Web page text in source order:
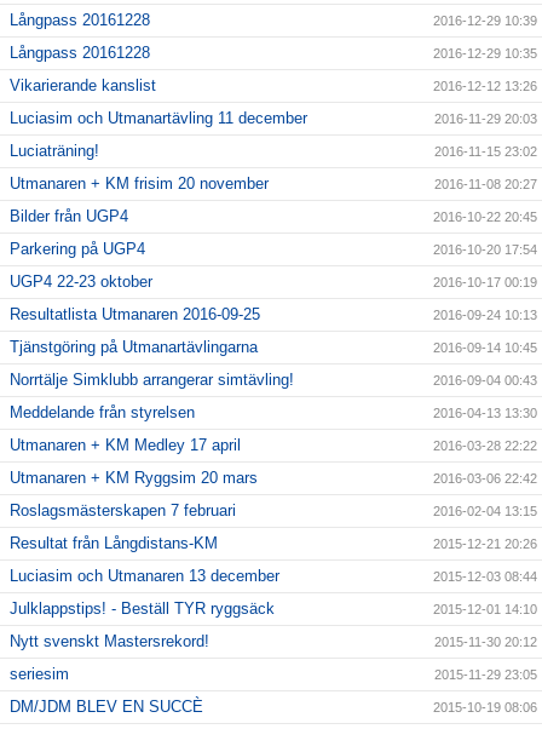
Långpass 20161228 2016-12-29 10:39
Långpass 20161228 2016-12-29 10:35
Vikarierande kanslist 2016-12-12 13:26
Luciasim och Utmanartävling 11 december 2016-11-29 20:03
Luciaträning! 2016-11-15 23:02
Utmanaren + KM frisim 20 november 2016-11-08 20:27
Bilder från UGP4 2016-10-22 20:45
Parkering på UGP4 2016-10-20 17:54
UGP4 22-23 oktober 2016-10-17 00:19
Resultatlista Utmanaren 2016-09-25 2016-09-24 10:13
Tjänstgöring på Utmanartävlingarna 2016-09-14 10:45
Norrtälje Simklubb arrangerar simtävling! 2016-09-04 00:43
Meddelande från styrelsen 2016-04-13 13:30
Utmanaren + KM Medley 17 april 2016-03-28 22:22
Utmanaren + KM Ryggsim 20 mars 2016-03-06 22:42
Roslagsmästerskapen 7 februari 2016-02-04 13:15
Resultat från Långdistans-KM 2015-12-21 20:26
Luciasim och Utmanaren 13 december 2015-12-03 08:44
Julklappstips! - Beställ TYR ryggsäck 2015-12-01 14:10
Nytt svenskt Mastersrekord! 2015-11-30 20:12
seriesim 2015-11-29 23:05
DM/JDM BLEV EN SUCCÈ 2015-10-19 08:06